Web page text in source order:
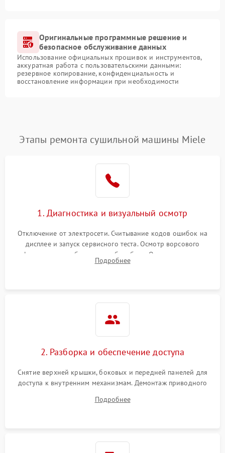
Оригинальные программные решение и
безопасное обслуживание данных
Использование официальных прошивок и инструментов,
аккуратная работа с пользовательскими данными:
резервное копирование, конфиденциальность и
восстановление информации при необходимости
Этапы ремонта сушильной машины Miele
1. Диагностика и визуальный осмотр
Отключение от электросети. Считывание кодов ошибок на
дисплее и запуск сервисного теста. Осмотр ворсового
фильтра, теплообменника и барабана. Опрос клиента о
неисправностях (не сушит, не крутит барабан, сильно шумит
Подробнее
2. Разборка и обеспечение доступа
Снятие верхней крышки, боковых и передней панелей для
доступа к внутренним механизмам. Демонтаж приводного
Обеспечение свободного доступа к ТЭНу, компрессору,
Подробнее